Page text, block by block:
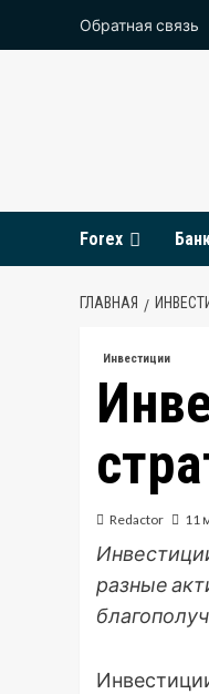
Обратная связь
Forex
ГЛАВНАЯ
Инвестиции
Redactor 11
разные